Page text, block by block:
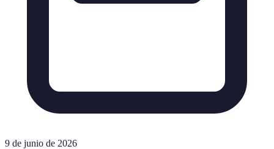
9 de junio de 2026